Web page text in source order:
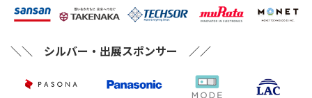
＼＼ シルバー・出展スポンサー ／／